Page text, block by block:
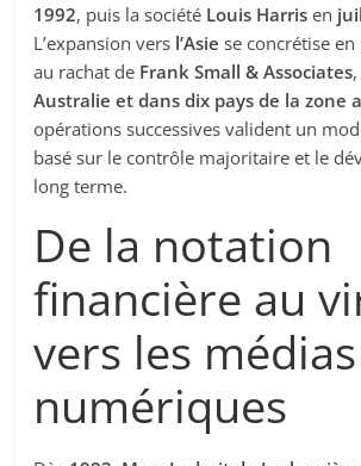
1992, puis la société Louis Harris en
L’expansion vers l’Asie se concrétise en
au rachat de Frank Small & Associates
Australie et dans dix pays de la zone
opérations successives valident un
basé sur le contrôle majoritaire et le
long terme.
De la notation
financière au
vers les médias
numériques